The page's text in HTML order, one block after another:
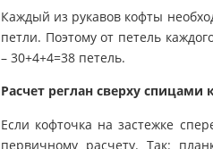
Каждый из рукавов кофты
петли. Поэтому от петель
– 30+4+4=38 петель.
Расчет реглан сверху
Если кофточка на застежке
первичному расчету. Так: